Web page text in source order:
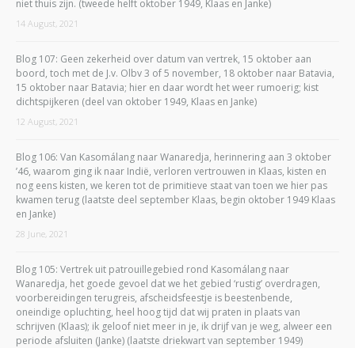
niet thuis zijn. (tweede helft oktober 1949, Klaas en Janke)
14 August, 2021
Blog 107: Geen zekerheid over datum van vertrek, 15 oktober aan
boord, toch met de J.v. Olbv 3 of 5 november, 18 oktober naar Batavia,
15 oktober naar Batavia; hier en daar wordt het weer rumoerig; kist
dichtspijkeren (deel van oktober 1949, Klaas en Janke)
12 August, 2021
Blog 106: Van Kasomálang naar Wanaredja, herinnering aan 3 oktober
’46, waarom ging ik naar Indië, verloren vertrouwen in Klaas, kisten en
nog eens kisten, we keren tot de primitieve staat van toen we hier pas
kwamen terug (laatste deel september Klaas, begin oktober 1949 Klaas
en Janke)
28 June, 2021
Blog 105: Vertrek uit patrouillegebied rond Kasomálang naar
Wanaredja, het goede gevoel dat we het gebied ‘rustig’ overdragen,
voorbereidingen terugreis, afscheidsfeestje is beestenbende,
oneindige opluchting, heel hoog tijd dat wij praten in plaats van
schrijven (Klaas); ik geloof niet meer in je, ik drijf van je weg, alweer een
periode afsluiten (Janke) (laatste driekwart van september 1949)